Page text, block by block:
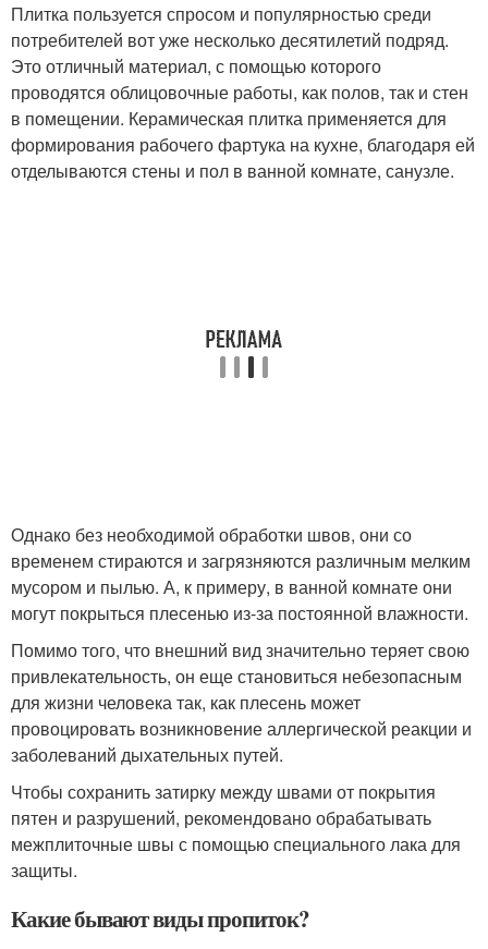
Плитка пользуется спросом и популярностью среди
потребителей вот уже несколько десятилетий подряд.
Это отличный материал, с помощью которого
проводятся облицовочные работы, как полов, так и стен
в помещении. Керамическая плитка применяется для
формирования рабочего фартука на кухне, благодаря ей
отделываются стены и пол в ванной комнате, санузле.
Однако без необходимой обработки швов, они со
временем стираются и загрязняются различным мелким
мусором и пылью. А, к примеру, в ванной комнате они
могут покрыться плесенью из-за постоянной влажности.
Помимо того, что внешний вид значительно теряет свою
привлекательность, он еще становиться небезопасным
для жизни человека так, как плесень может
провоцировать возникновение аллергической реакции и
заболеваний дыхательных путей.
Чтобы сохранить затирку между швами от покрытия
пятен и разрушений, рекомендовано обрабатывать
межплиточные швы с помощью специального лака для
защиты.
Какие бывают виды пропиток?